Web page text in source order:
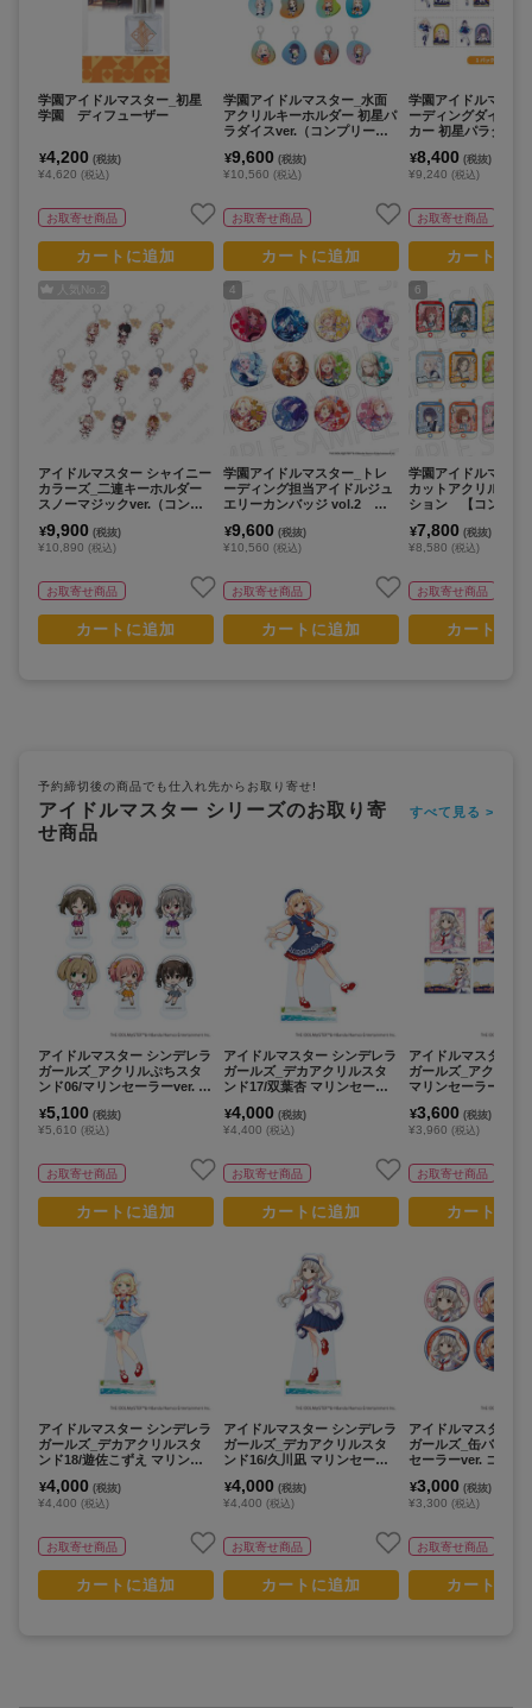
学園アイドルマスター_初星
学園 ディフューザー
¥4,200 (税抜)
¥4,620 (税込)
お取寄せ商品
カートに追加
人気No. 2
アイドルマスター シャイニー
カラーズ_二連キーホルダー
スノーマジックver.（コンプ
¥9,900 (税抜)
¥10,890 (税込)
お取寄せ商品
カートに追加
学園アイドルマスター_水面
アクリルキーホルダー 初星パ
ラダイスver.（コンプリート
¥9,600 (税抜)
¥10,560 (税込)
お取寄せ商品
カートに追加
4
学園アイドルマスター_トレ
ーディング担当アイドルジュ
エリーカンバッジ vol.2
り】
¥9,600 (税抜)
¥10,560 (税込)
お取寄せ商品
カートに追加
学園アイドルマスタ
ーディングダイカッ
カー 初星パラダイ
り）
¥8,400 (税抜)
¥9,240 (税込)
お取寄せ商品
カートに
6
学園アイドルマスタ
カットアクリルカー
ション 【コンプリ
¥7,800 (税抜)
¥8,580 (税込)
お取寄せ商品
カートに
予約締切後の商品でも仕入れ先からお取り寄せ!
アイドルマスター シリーズのお取り寄
せ商品
すべて見る >
アイドルマスター シンデレラ
ガールズ_アクリルぷちスタ
ンド06/マリンセーラーver. コ
ニキャライラスト)【コンプリ
ートセット/6個入り】
¥5,100 (税抜)
¥5,610 (税込)
お取寄せ商品
カートに追加
アイドルマスター シンデレラ
ガールズ_デカアクリルスタ
ンド18/遊佐こずえ マリンセ
ト)
¥4,000 (税抜)
¥4,400 (税込)
お取寄せ商品
カートに追加
アイドルマスター シンデレラ
ガールズ_デカアクリルスタ
ンド17/双葉杏 マリンセーラ
¥4,000 (税抜)
¥4,400 (税込)
お取寄せ商品
カートに追加
アイドルマスター シンデレラ
ガールズ_デカアクリルスタ
ンド16/久川凪 マリンセーラ
¥4,000 (税抜)
¥4,400 (税込)
お取寄せ商品
カートに追加
アイドルマスター
ガールズ_アクリル
マリンセーラーver.
しイラスト)【コン
ット/6個入り】
¥3,600 (税抜)
¥3,960 (税込)
お取寄せ商品
カートに
アイドルマスター
ガールズ_缶バッジ
セーラーver. コンプ
スト)【コンプリー
個入り】
¥3,000 (税抜)
¥3,300 (税込)
お取寄せ商品
カートに